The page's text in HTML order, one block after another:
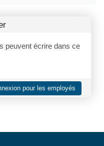
peuvent écrire dans ce
pour les employés